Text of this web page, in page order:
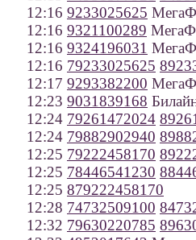
12:16 9233025625
12:16 9321100289
12:16 9324196031
12:16 79233025625
12:17 9293382200
12:23 9031839168
12:24 79261472024
12:24 79882902940
12:25 79222458170
12:25 78446541230
12:25 879222458170
12:28 74732509100
12:32 79630220785